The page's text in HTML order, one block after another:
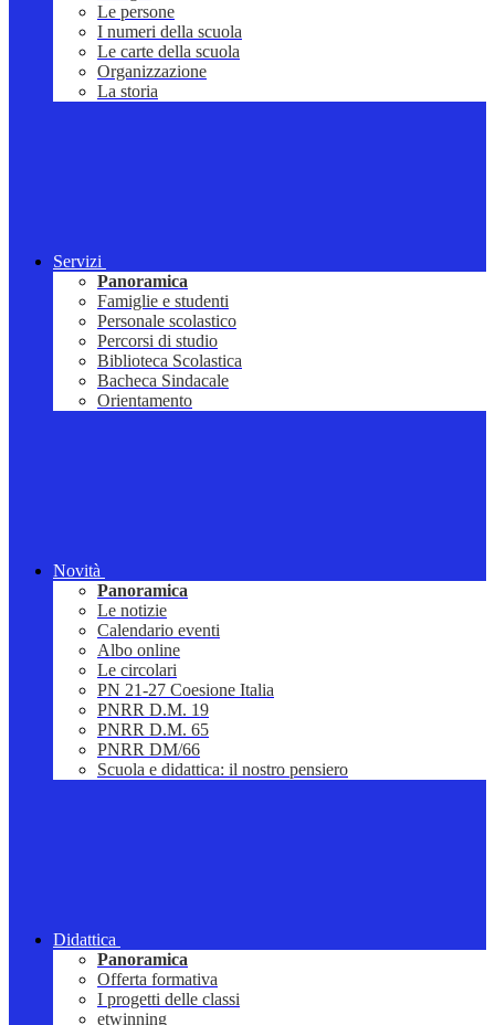
Le persone
I numeri della scuola
Le carte della scuola
Organizzazione
La storia
Servizi
Panoramica
Famiglie e studenti
Personale scolastico
Percorsi di studio
Biblioteca Scolastica
Bacheca Sindacale
Orientamento
Novità
Panoramica
Le notizie
Calendario eventi
Albo online
Le circolari
PN 21-27 Coesione Italia
PNRR D.M. 19
PNRR D.M. 65
PNRR DM/66
Scuola e didattica: il nostro pensiero
Didattica
Panoramica
Offerta formativa
I progetti delle classi
etwinning